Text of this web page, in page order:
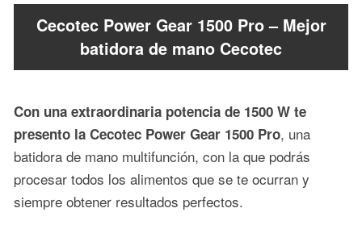
Cecotec Power Gear 1500 Pro – Mejor
batidora de mano Cecotec
Con una extraordinaria potencia de 1500 W te
presento la Cecotec Power Gear 1500 Pro, una
batidora de mano multifunción, con la que podrás
procesar todos los alimentos que se te ocurran y
siempre obtener resultados perfectos.